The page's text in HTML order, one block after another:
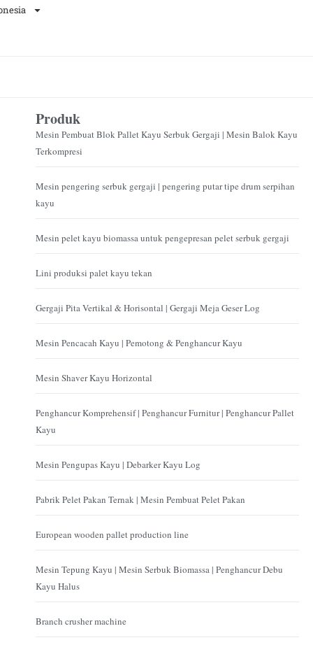
Produk
Mesin Pembuat Blok Pallet Kayu Serbuk Gergaji | Mesin Balok Kayu
Terkompresi
Mesin pengering serbuk gergaji | pengering putar tipe drum serpihan
kayu
Mesin pelet kayu biomassa untuk pengepresan pelet serbuk gergaji
Lini produksi palet kayu tekan
Gergaji Pita Vertikal & Horisontal | Gergaji Meja Geser Log
Mesin Pencacah Kayu | Pemotong & Penghancur Kayu
Mesin Shaver Kayu Horizontal
Penghancur Komprehensif | Penghancur Furnitur | Penghancur Pallet
Kayu
Mesin Pengupas Kayu | Debarker Kayu Log
Pabrik Pelet Pakan Ternak | Mesin Pembuat Pelet Pakan
European wooden pallet production line
Mesin Tepung Kayu | Mesin Serbuk Biomassa | Penghancur Debu
Kayu Halus
Branch crusher machine